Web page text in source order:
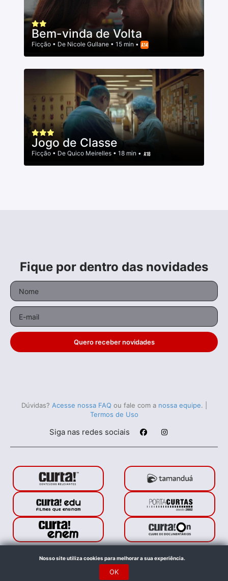
Bem-vinda de Volta
Ficção • De Nicole Gullane • 15 min •
Jogo de Classe
Ficção • De Quico Meirelles • 18 min •
Fique por dentro das novidades
Quero receber novidades
Dúvidas? Acesse nossa FAQ ou fale com a nossa equipe.
Termos de Uso
Siga nas redes sociais
Porta Curtas © 2021. Todos os direitos reservados.
no Rio de Janeiro
Nosso site utiliza cookies para melhorar a sua experiência.
OK